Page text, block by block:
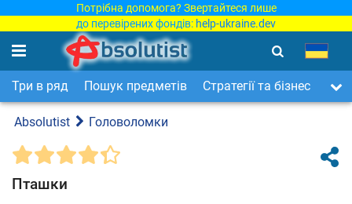
Потрібна допомога? Звертайтеся лише
до перевірених фондів: help-ukraine.dev
Три в ряд Пошук предметів Стратегії та бізнес
Absolutist Головоломки
Пташки